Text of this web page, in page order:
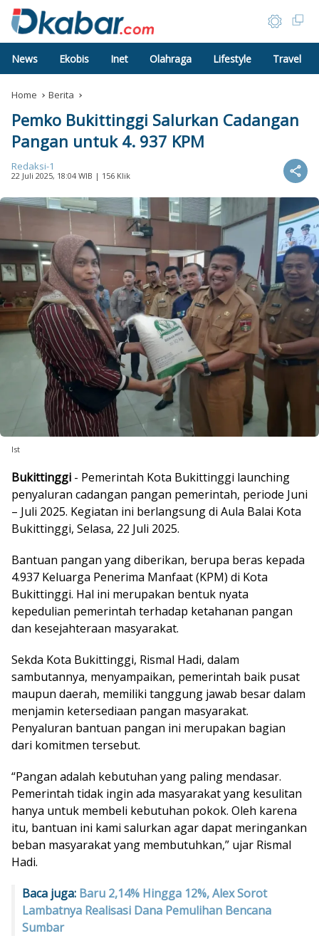
News Ekobis Inet Olahraga Lifestyle Travel
Home Berita
Pemko Bukittinggi Salurkan Cadangan
Pangan untuk 4. 937 KPM
Redaksi-1
22 Juli 2025, 18:04 WIB | 156 Klik
Ist
Bukittinggi - Pemerintah Kota Bukittinggi launching
penyaluran cadangan pangan pemerintah, periode Juni
– Juli 2025. Kegiatan ini berlangsung di Aula Balai Kota
Bukittinggi, Selasa, 22 Juli 2025.
Bantuan pangan yang diberikan, berupa beras kepada
4.937 Keluarga Penerima Manfaat (KPM) di Kota
Bukittinggi. Hal ini merupakan bentuk nyata
kepedulian pemerintah terhadap ketahanan pangan
dan kesejahteraan masyarakat.
Sekda Kota Bukittinggi, Rismal Hadi, dalam
sambutannya, menyampaikan, pemerintah baik pusat
maupun daerah, memiliki tanggung jawab besar dalam
menjamin ketersediaan pangan masyarakat.
Penyaluran bantuan pangan ini merupakan bagian
dari komitmen tersebut.
“Pangan adalah kebutuhan yang paling mendasar.
Pemerintah tidak ingin ada masyarakat yang kesulitan
hanya untuk membeli kebutuhan pokok. Oleh karena
itu, bantuan ini kami salurkan agar dapat meringankan
beban masyarakat yang membutuhkan,” ujar Rismal
Hadi.
Baca juga: Baru 2,14% Hingga 12%, Alex Sorot
Lambatnya Realisasi Dana Pemulihan Bencana
Sumbar